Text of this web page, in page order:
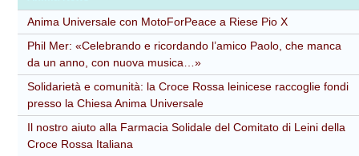
Anima Universale con MotoForPeace a Riese Pio X
Phil Mer: «Celebrando e ricordando l’amico Paolo, che manca
da un anno, con nuova musica…»
Solidarietà e comunità: la Croce Rossa leinicese raccoglie fondi
presso la Chiesa Anima Universale
Il nostro aiuto alla Farmacia Solidale del Comitato di Leini della
Croce Rossa Italiana